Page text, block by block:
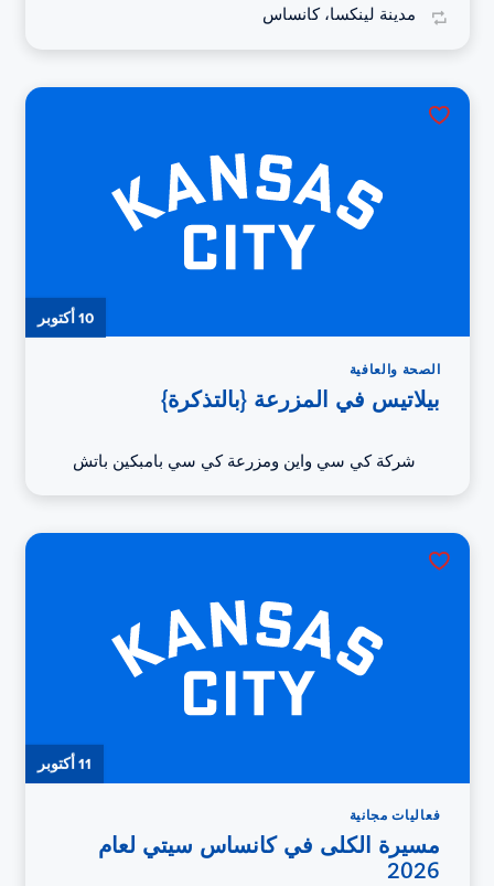
مدينة لينكسا، كانساس
10 أكتوبر
الصحة والعافية
بيلاتيس في المزرعة {بالتذكرة}
شركة كي سي واين ومزرعة كي سي بامبكين باتش
11 أكتوبر
فعاليات مجانية
مسيرة الكلى في كانساس سيتي لعام
2026